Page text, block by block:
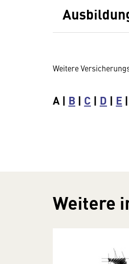
Weitere
A | B | C | D | E |
Weitere